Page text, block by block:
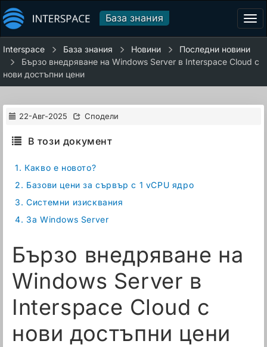
База знания
Interspace База знания Новини
Последни новини
Бързо внедряване на Windows Server в Interspace Cloud с
нови достъпни цени
22-Авг-2025 Сподели
В този документ
1. Какво е новото?
2. Базови цени за сървър с 1 vCPU ядро
3. Системни изисквания
4. За Windows Server
Бързо внедряване на
Windows Server в
Interspace Cloud с
нови достъпни цени